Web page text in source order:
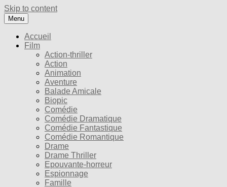
Skip to content
Menu
Accueil
Film
Action-thriller
Action
Animation
Aventure
Balade Amicale
Biopic
Comédie
Comédie Dramatique
Comédie Fantastique
Comédie Romantique
Drame
Drame Thriller
Epouvante-horreur
Espionnage
Famille